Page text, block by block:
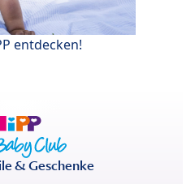
entdecken!
& Geschenke